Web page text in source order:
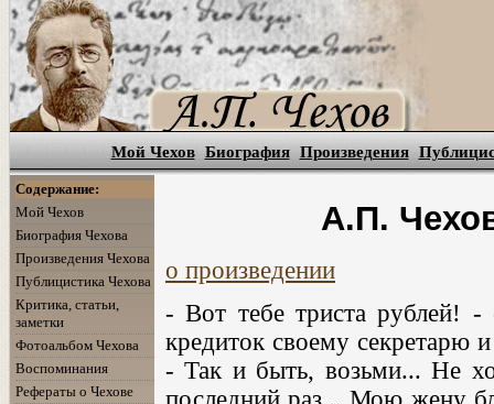
Мой Чехов Биография Произведения
Содержание:
Мой Чехов
Биография Чехова
Произведения Чехова
Публицистика Чехова
Критика, статьи,
заметки
Фотоальбом Чехова
Воспоминания
Рефераты о Чехове
А.П.
о произведении
- Вот тебе триста рублей! -
кредиток своему секретарю
- Так и быть, возьми... Не